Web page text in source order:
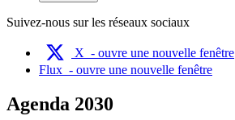
Suivez-nous sur les réseaux sociaux
X - ouvre une nouvelle fenêtre
Flux - ouvre une nouvelle fenêtre
Agenda 2030